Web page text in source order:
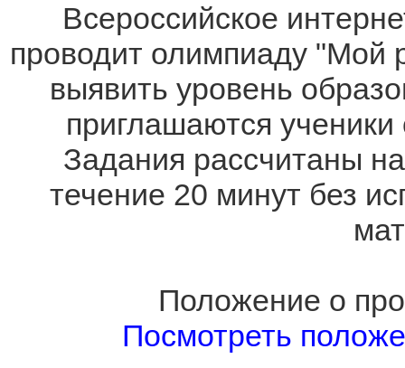
Всероссийское
проводит олимпиаду "Мой
выявить уровень
приглашаются
Задания рассчитаны
течение 20 минут без
Положение о
Посмотреть